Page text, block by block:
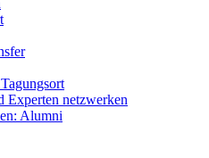
Experten netzwerken
Alumni